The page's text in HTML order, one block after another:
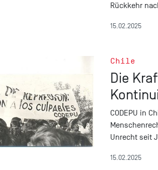
Rückkehr
15.02.2025
Chile
Die
CODEPU in
Unrecht seit
15.02.2025